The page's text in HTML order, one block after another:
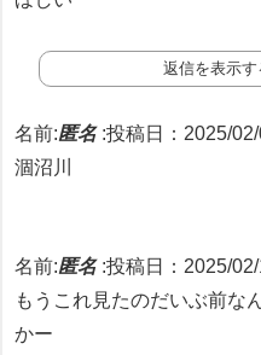
返信を表示す
名前:匿名:投稿日：2025/
涸沼川
名前:匿名:投稿日：2025/
もうこれ見たのだいぶ前な
かー